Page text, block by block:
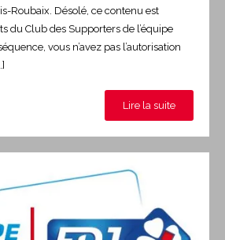
Roubaix. Désolé, ce contenu est
du Club des Supporters de l’équipe
vous n’avez pas l’autorisation
Lire la suite